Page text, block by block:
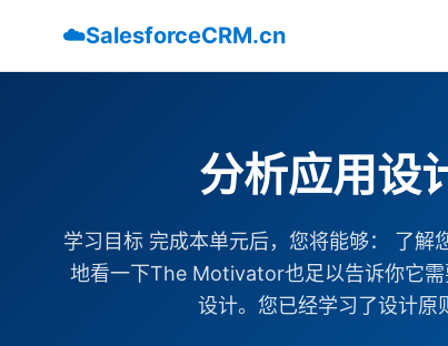
☁️SalesforceCRM.cn
分析应用设
学习目标 完成本单元后，您将能够： 了
地看一下The Motivator也足以告诉你它
设计。您已经学习了设计原